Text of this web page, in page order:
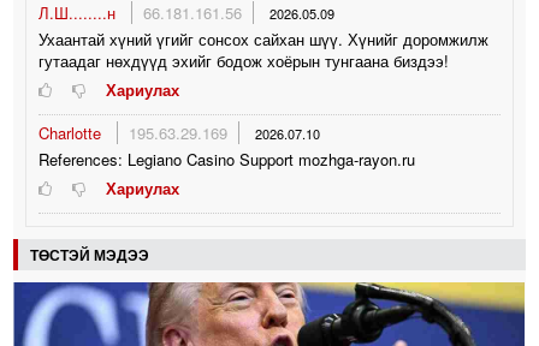
Л.Ш........н
66.181.161.56 2026.05.09
Ухаантай хүний үгийг сонсох сайхан шүү. Хүнийг доромжилж
гутаадаг нөхдүүд эхийг бодож хоёрын тунгаана биздээ!
Хариулах
Charlotte
195.63.29.169 2026.07.10
References: Legiano Casino Support mozhga-rayon.ru
Хариулах
ТӨСТЭЙ МЭДЭЭ